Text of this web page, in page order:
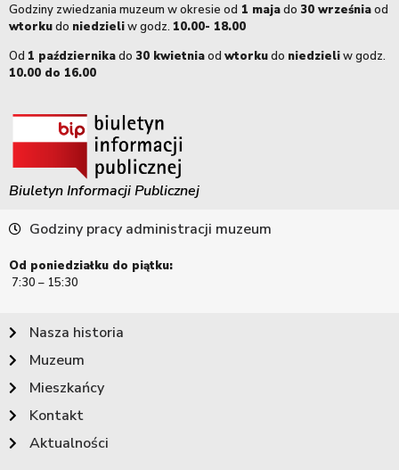
Godziny zwiedzania muzeum w okresie od 1 majado 30 wrześniaod
wtorkudo niedzieliw godz. 10.00- 18.00
Od 1 październikado 30 kwietniaod wtorkudo niedzieliw godz.
10.00 do 16.00
Biuletyn Informacji Publicznej
Godziny pracy administracji muzeum
Od poniedziałku do piątku:
7:30 – 15:30
Nasza historia
Muzeum
Mieszkańcy
Kontakt
Aktualności